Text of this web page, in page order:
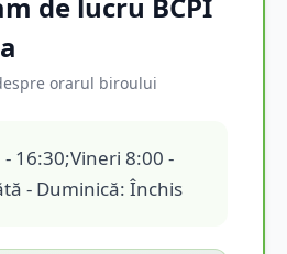
orarul biroului
- 16:30;Vineri 8:00 -
- Duminică: Închis